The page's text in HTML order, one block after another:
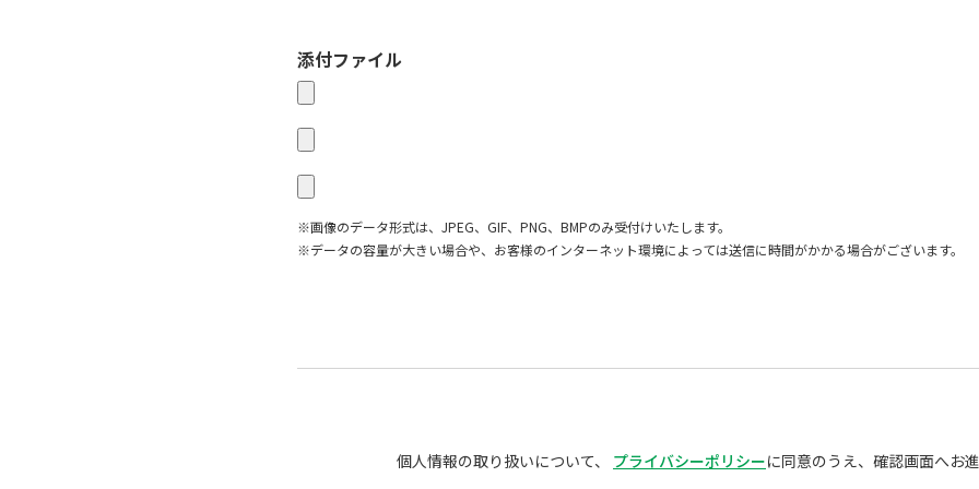
添付ファイル
※画像のデータ形式は、JPEG、GIF、PNG、BMPのみ受付けいたします。
※データの容量が大きい場合や、お客様のインターネット環境によっては送信に時間がかかる場合がございます。
個人情報の取り扱いについて、 プライバシーポリシーに同意のうえ、確認画面へお